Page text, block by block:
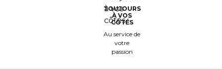
TOUJOURS
À VOS
CÔTÉS
Au service de
votre
passion